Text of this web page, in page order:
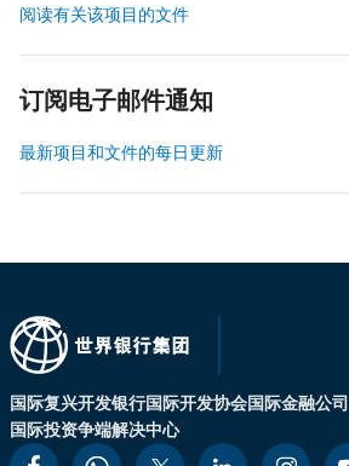
阅读有关该项目的文件
订阅电子邮件通知
最新项目和文件的每日更新
国际复兴开发银行国际开发协会国际金融公司
国际投资争端解决中心